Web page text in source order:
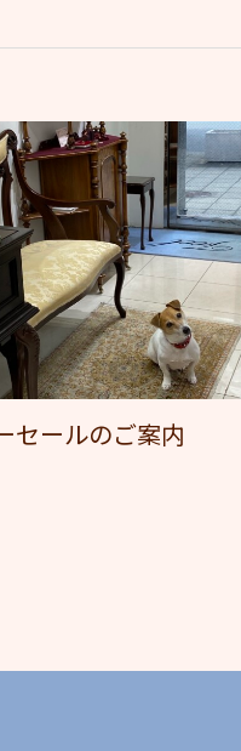
セールのご案内